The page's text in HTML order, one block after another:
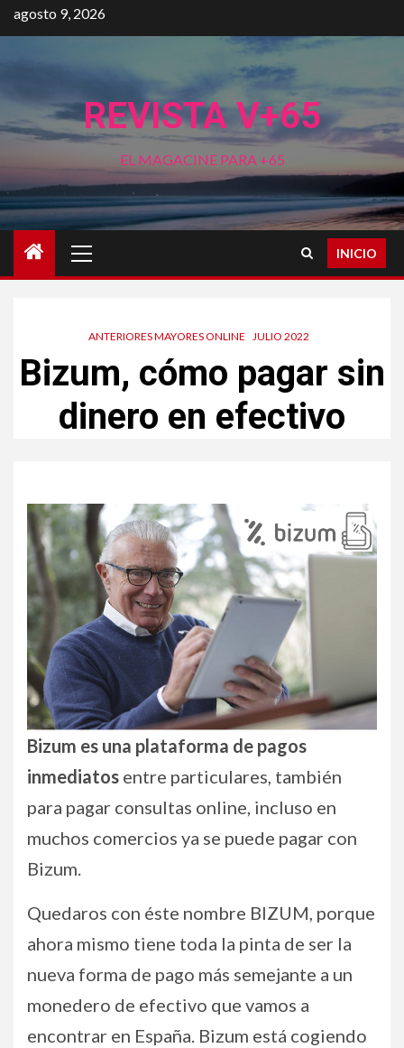
Saltar
al
agosto 9, 2026
REVISTA V+65
EL MAGACINE PARA +65
principal
INICIO
ANTERIORES MAYORES ONLINE JULIO 2022
Bizum, cómo pagar sin
dinero en efectivo
Bizum es una plataforma de pagos
inmediatos entre particulares, también
para pagar consultas online, incluso en
muchos comercios ya se puede pagar con
Bizum.
Quedaros con éste nombre BIZUM, porque
ahora mismo tiene toda la pinta de ser la
nueva forma de pago más semejante a un
monedero de efectivo que vamos a
encontrar en España. Bizum está cogiendo